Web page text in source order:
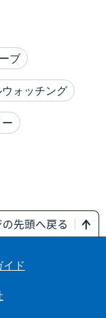
ブ
ォッチング
ド